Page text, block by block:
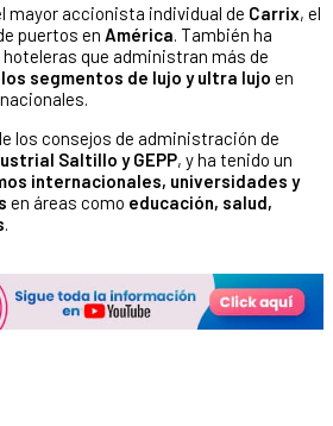
mayor accionista individual de Carrix, el
puertos en América. También ha
que administran más de
segmentos de lujo y ultra lujo en
los consejos de administración de
Saltillo y GEPP, y ha tenido un
internacionales, universidades y
en áreas como educación, salud,
.